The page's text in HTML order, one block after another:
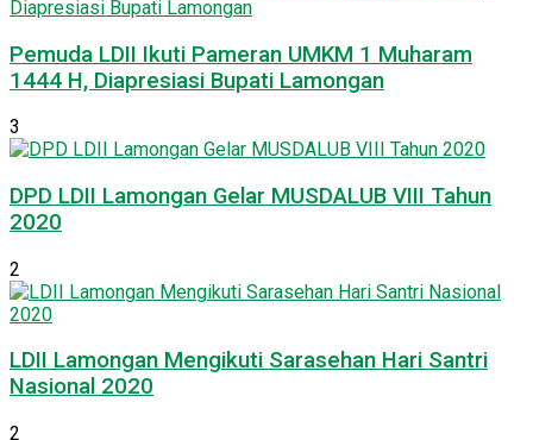
Pemuda LDII Ikuti Pameran UMKM 1 Muharam
1444 H, Diapresiasi Bupati Lamongan
3
DPD LDII Lamongan Gelar MUSDALUB VIII Tahun
2020
2
LDII Lamongan Mengikuti Sarasehan Hari Santri
Nasional 2020
2